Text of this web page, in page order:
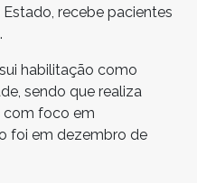
recebe pacientes
habilitação como
sendo que realiza
com foco em
foi em dezembro de